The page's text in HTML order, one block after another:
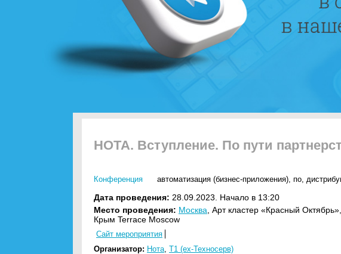
НОТА. Вступление. По пути
Конференция автоматизация (бизнес-приложения), по,
Дата проведения: 28.09.2023. Начало в 13:20
Место проведения: Москва , Арт кластер «Красный
Крым Terrace Moscow
Сайт мероприятия
Организатор: Нота, Т1 (ex-Техносерв)